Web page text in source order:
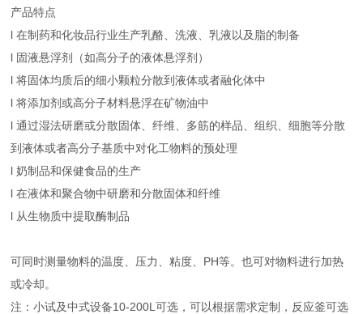
产品特点
l 在制药和化妆品行业生产乳酪、洗液、乳液以及脂的制备
l 固液悬浮剂（如高分子的液体悬浮剂）
l 将固体均质后的细小颗粒分散到液体或者融化体中
l 将添加剂或高分子材料悬浮在矿物油中
l 通过湿法研磨或分散固体、纤维、多筋的样品、组织、细胞等分散
到液体或者高分子基质中对化工物料的预处理
l 奶制品和保健食品的生产
l 在液体和聚合物中研磨和分散固体和纤维
l 从生物质中提取酶制品
可同时测量物料的温度、压力、粘度、PH等。也可对物料进行加热
或冷却。
注：小试及中式设备10-200L可选，可以根据需求定制，反应釜可选